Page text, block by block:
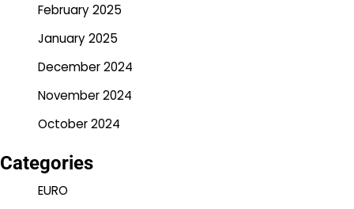
February 2025
January 2025
December 2024
November 2024
October 2024
Categories
EURO